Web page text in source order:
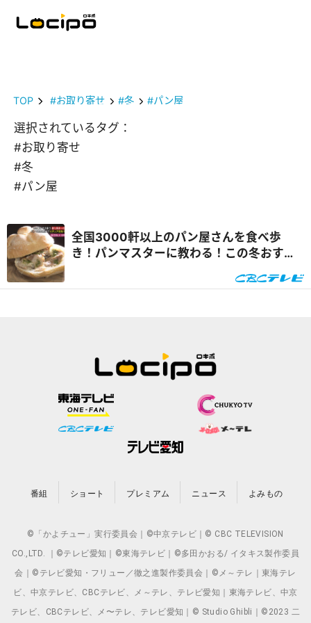
TOP #お取り寄せ #冬 #パン屋
選択されているタグ：
#お取り寄せ
#冬
#パン屋
全国3000軒以上のパン屋さんを食べ歩
き！パンマスターに教わる！この冬おすす
番組 ショート プレミアム ニュース よみもの
©「かよチュー」実行委員会｜©中京テレビ｜© CBC TELEVISION
CO.,LTD. ｜©テレビ愛知｜©東海テレビ｜©多田かおる/ イタキス製作委員
会｜©テレビ愛知・フリュー／徹之進製作委員会｜©メ～テレ｜東海テレ
ビ、中京テレビ、CBCテレビ、メ～テレ、テレビ愛知｜東海テレビ、中京
テレビ、CBCテレビ、メ〜テレ、テレビ愛知｜© Studio Ghibli｜©2023 二